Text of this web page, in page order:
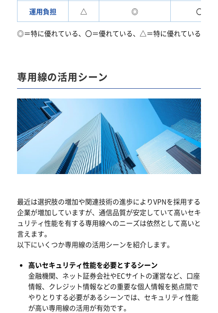
運用負担 △ ◎ 〇
◎＝特に優れている、〇＝優れている、△＝特に優れているとは
専用線の活用シーン
最近は選択肢の増加や関連技術の進歩によりVPNを採用する
企業が増加していますが、通信品質が安定していて高いセキ
ュリティ性能を有する専用線へのニーズは依然として高いと
言えます。
以下にいくつか専用線の活用シーンを紹介します。
高いセキュリティ性能を必要とするシーン
金融機関、ネット証券会社やECサイトの運営など、口座
情報、クレジット情報などの重要な個人情報を拠点間で
やりとりする必要があるシーンでは、セキュリティ性能
が高い専用線の活用が有効です。